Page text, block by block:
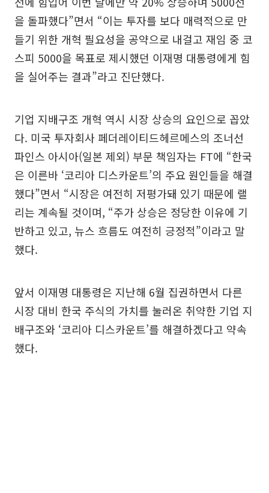
을 돌파했다”면서 “이는 투자를 보다 매력적으로 만
들기 위한 개혁 필요성을 공약으로 내걸고 재임 중 코
스피 5000을 목표로 제시했던 이재명 대통령에게 힘
을 실어주는 결과”라고 진단했다.
기업 지배구조 개혁 역시 시장 상승의 요인으로 꼽았
다. 미국 투자회사 페더레이티드헤르메스의 조너선
파인스 아시아(일본 제외) 부문 책임자는 FT에 “한국
은 이른바 ‘코리아 디스카운트’의 주요 원인들을 해결
했다”면서 “시장은 여전히 저평가돼 있기 때문에 랠
리는 계속될 것이며, “주가 상승은 정당한 이유에 기
반하고 있고, 뉴스 흐름도 여전히 긍정적”이라고 말
했다.
앞서 이재명 대통령은 지난해 6월 집권하면서 다른
시장 대비 한국 주식의 가치를 눌러온 취약한 기업 지
배구조와 ‘코리아 디스카운트’를 해결하겠다고 약속
했다.